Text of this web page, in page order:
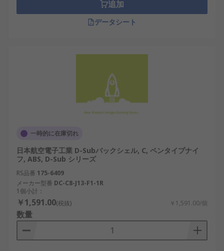
追加
データシート
一時的に在庫切れ
日本航空電子工業 D-Subバックシェル, C, ペンタイプナイ
フ, ABS, D-Sub シリーズ
RS品番 175-6409
メーカー型番 DC-C8-J13-F1-1R
1個小計：
￥1,591.00(税抜) ￥1,591.00/個
数量